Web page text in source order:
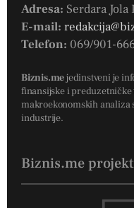
Adresa: Serdara
E-mail:
Telefon: 069/901-
Biznis.mejedinstveni je
finansijske i preduzetničke
makroekonomskih analiza
industrije.
Biznis.me